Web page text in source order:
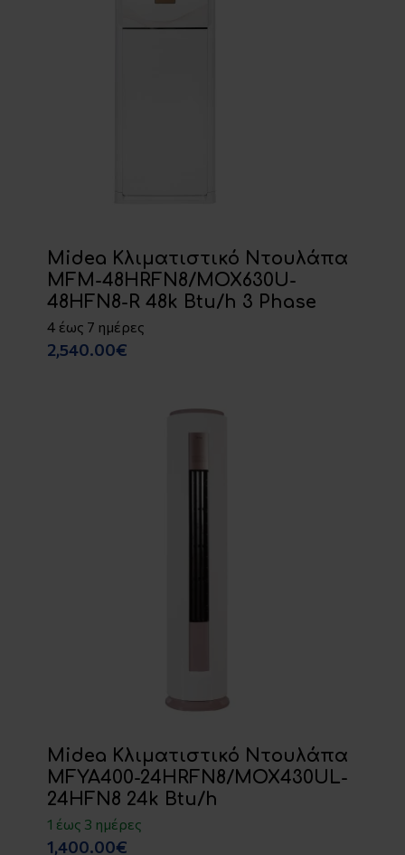
Midea Κλιματιστικό Ντουλάπα
MFM-48HRFN8/MOX630U-
48HFN8-R 48k Btu/h 3 Phase
4 έως 7 ημέρες
2,540.00€
Midea Κλιματιστικό Ντουλάπα
MFYA400-24HRFN8/MOX430UL-
24HFN8 24k Btu/h
1 έως 3 ημέρες
1,400.00€